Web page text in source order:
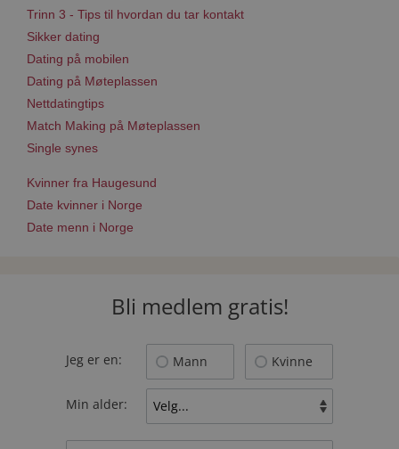
Trinn 3 - Tips til hvordan du tar kontakt
Sikker dating
Dating på mobilen
Dating på Møteplassen
Nettdatingtips
Match Making på Møteplassen
Single synes
Kvinner fra Haugesund
Date kvinner i Norge
Date menn i Norge
Bli medlem gratis!
Jeg er en: Mann Kvinne
Min alder: